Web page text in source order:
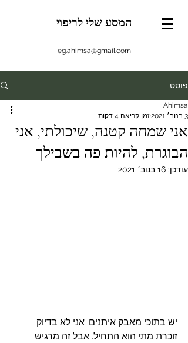
המסע שלי לריפוי
eg.ahimsa@gmail.com
פוסט
אני שמחה קטנה, שיכולתי, אני
הבוגרת, להיות פה בשבילך
Ahimsa
3 בנוב׳ 2021
זמן קריאה 4 דקות
עודכן: 16 בנוב׳ 2021
יש בתוכי מאבק איתנים. אני לא בדיוק
זוכרת מתי הוא התחיל. אבל זה מרגיש